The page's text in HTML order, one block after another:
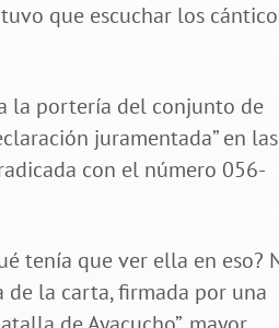
que escuchar los
la portería del conjunto de
juramentada” en las
con el número 056-
tenía que ver ella en eso?
la carta, firmada por una